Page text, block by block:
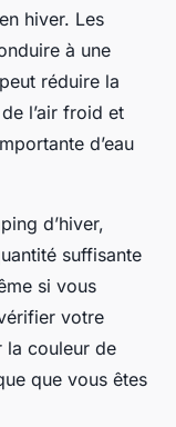
hiver. Les
à une
réduire la
l’air froid et
d’eau
d’hiver,
suffisante
si vous
votre
la couleur de
que vous êtes